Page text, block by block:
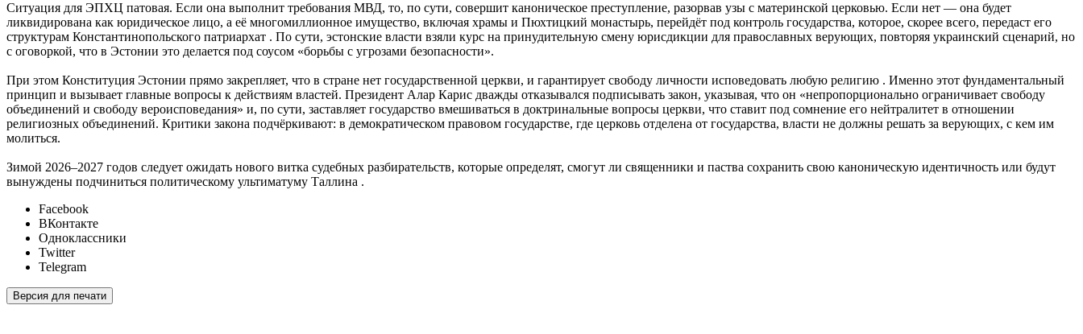
Ситуация для ЭПХЦ патовая. Если она выполнит требования МВД, то, по сути, совершит каноническое преступление, разорвав узы с материнской церковью. Если нет — она будет
ликвидирована как юридическое лицо, а её многомиллионное имущество, включая храмы и Пюхтицкий монастырь, перейдёт под контроль государства, которое, скорее всего, передаст его
структурам Константинопольского патриархат . По сути, эстонские власти взяли курс на принудительную смену юрисдикции для православных верующих, повторяя украинский сценарий, но
с оговоркой, что в Эстонии это делается под соусом «борьбы с угрозами безопасности».
При этом Конституция Эстонии прямо закрепляет, что в стране нет государственной церкви, и гарантирует свободу личности исповедовать любую религию . Именно этот фундаментальный
принцип и вызывает главные вопросы к действиям властей. Президент Алар Карис дважды отказывался подписывать закон, указывая, что он «непропорционально ограничивает свободу
объединений и свободу вероисповедания» и, по сути, заставляет государство вмешиваться в доктринальные вопросы церкви, что ставит под сомнение его нейтралитет в отношении
религиозных объединений. Критики закона подчёркивают: в демократическом правовом государстве, где церковь отделена от государства, власти не должны решать за верующих, с кем им
молиться.
Зимой 2026–2027 годов следует ожидать нового витка судебных разбирательств, которые определят, смогут ли священники и паства сохранить свою каноническую идентичность или будут
вынуждены подчиниться политическому ультиматуму Таллина .
Facebook
ВКонтакте
Одноклассники
Twitter
Telegram
Версия для печати